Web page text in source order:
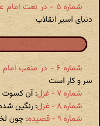
شماره ۵ - در نعت امام علی ابن ابی طالب (ع)‏
دنیای اسیر انقلاب
شماره ۶ - در منقب امام مهدی (ع)‏
سر و کار است
شماره ۷ - غزل
: آن کسوت
شماره ۸ - غزل
: رنگین
شماره ۹ - قصیده
: چون